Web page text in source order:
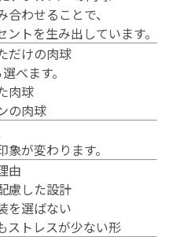
わせることで、
ントを生み出しています。
だけの肉球
べます。
肉球
の肉球
が変わります。
由
慮した設計
を選ばない
ストレスが少ない形